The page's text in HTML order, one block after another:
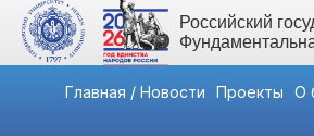
Российский
Главная / Новости Проекты О